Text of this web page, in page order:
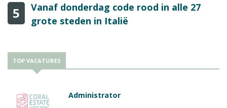
5
Vanaf donderdag code rood in alle 27
grote steden in Italië
TOP VACATURES
Administrator